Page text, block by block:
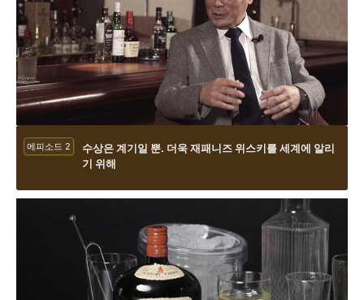
에피소드 2
수상은 계기일 뿐. 더욱 재패니즈 위스키를 세계에 알리
기 위해